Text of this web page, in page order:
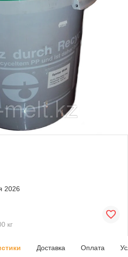
2026
кг
Доставка Оплата